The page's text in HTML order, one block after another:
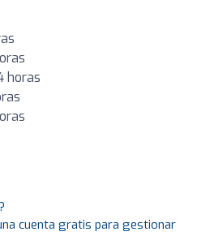
horas
cuenta gratis para gestionar